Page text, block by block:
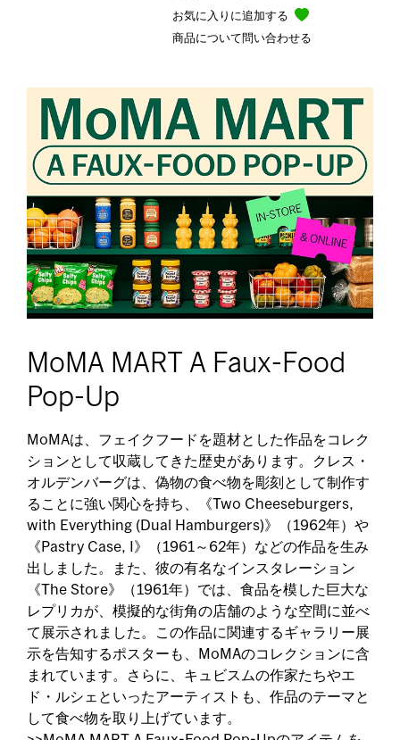
お気に入りに追加する
商品について問い合わせる
MoMA MART A Faux-Food
Pop-Up
MoMAは、フェイクフードを題材とした作品をコレク
ションとして収蔵してきた歴史があります。クレス・
オルデンバーグは、偽物の食べ物を彫刻として制作す
ることに強い関心を持ち、《Two Cheeseburgers,
with Everything (Dual Hamburgers)》（1962年）や
《Pastry Case, I》（1961～62年）などの作品を生み
出しました。また、彼の有名なインスタレーション
《The Store》（1961年）では、食品を模した巨大な
レプリカが、模擬的な街角の店舗のような空間に並べ
て展示されました。この作品に関連するギャラリー展
示を告知するポスターも、MoMAのコレクションに含
まれています。さらに、キュビスムの作家たちやエ
ド・ルシェといったアーティストも、作品のテーマと
して食べ物を取り上げています。